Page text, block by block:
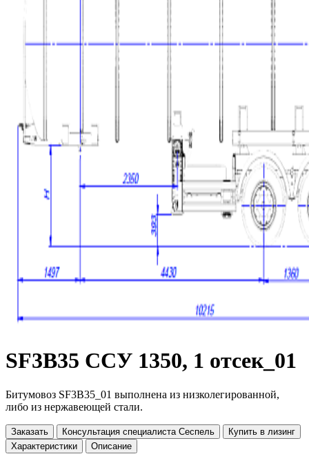
SF3B35 ССУ 1350, 1 отсек_01
Битумовоз SF3B35_01 выполнена из низколегированной,
либо из нержавеющей стали.
Заказать Консультация специалиста Сеспель
Купить в лизинг
Характеристики
Описание